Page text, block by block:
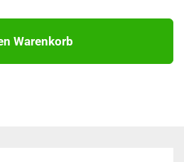
Warenkorb